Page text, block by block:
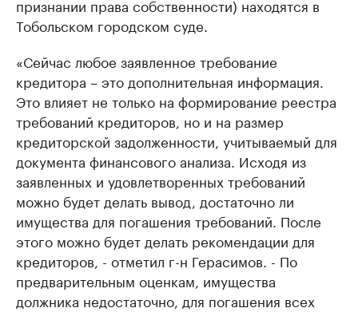
признании права собственности) находятся в
Тобольском городском суде.
«Сейчас любое заявленное требование
кредитора – это дополнительная информация.
Это влияет не только на формирование реестра
требований кредиторов, но и на размер
кредиторской задолженности, учитываемый для
документа финансового анализа. Исходя из
заявленных и удовлетворенных требований
можно будет делать вывод, достаточно ли
имущества для погашения требований. После
этого можно будет делать рекомендации для
кредиторов, - отметил г-н Герасимов. - По
предварительным оценкам, имущества
должника недостаточно, для погашения всех